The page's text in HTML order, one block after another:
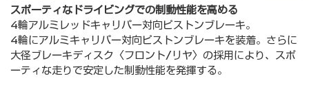
スポーティなドライビングでの制動性能を⾼める
4輪アルミレッドキャリパー対向ピストンブレーキ。
4輪にアルミキャリパー対向ピストンブレーキを装着。さらに
⼤径ブレーキディスク〈フロント/リヤ〉の採⽤により、スポ
ーティな⾛りで安定した制動性能を発揮する。